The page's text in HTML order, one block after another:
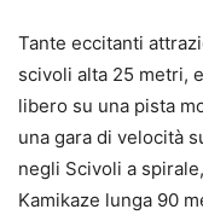
Tante eccitanti
scivoli alta 25 metri,
libero su una pista
una gara di velocità
negli Scivoli a
Kamikaze lunga 90